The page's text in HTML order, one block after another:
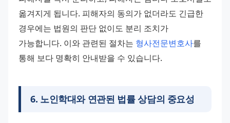
옮겨지게 됩니다. 피해자의 동의가 없더라도 긴급한
경우에는 법원의 판단 없이도 분리 조치가
가능합니다. 이와 관련된 절차는 형사전문변호사를
통해 보다 명확히 안내받을 수 있습니다.
6. 노인학대와 연관된 법률 상담의 중요성